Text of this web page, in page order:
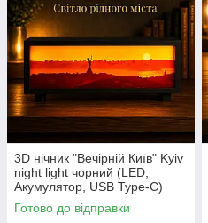
3D нічник "Вечірній Київ" Kyiv
night light чорний (LED,
Акумулятор, USB Type-C)
Готово до відправки